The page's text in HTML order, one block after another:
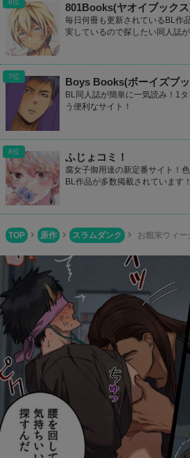
801Books(ヤオイブック
毎日何冊も更新されているBL作
実しているので探したい同人誌
Boys Books(ボーイズブ
BL同人誌が簡単に一気読み！1
う便利なサイト！
ふじょコミ！
腐女子御用達の新定番サイト！
BL作品が多数掲載されています！
TOP 原作 スラムダンク お粗末ウィー